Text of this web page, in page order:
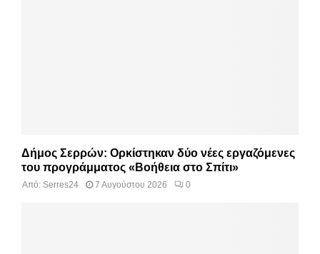
Δήμος Σερρών: Ορκίστηκαν δύο νέες εργαζόμενες
του προγράμματος «Βοήθεια στο Σπίτι»
Από: Serres24 7 Αυγούστου 2026 0